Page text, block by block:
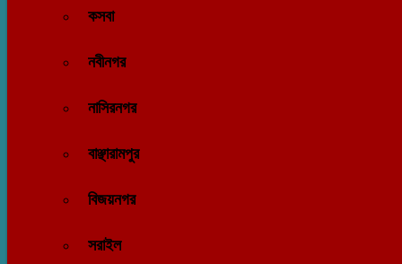
কসবা
নবীনগর
নাসিরনগর
বাঞ্ছারামপুর
বিজয়নগর
সরাইল